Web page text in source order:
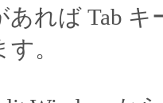
あれば Tab
。